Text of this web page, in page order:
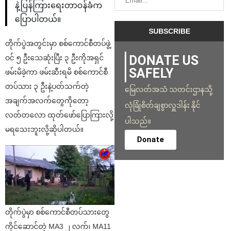
နဲ့ပြန်ကြားရေးတာဝန်ခံက
ပြောပါတယ်။
တိုက်ပွဲအတွင်းမှာ စစ်ကောင်စီတပ်ဖွဲ့
ဝင် ၅ ဦးသေဆုံးပြီး ၃ ဦးကိုအရှင်
ဖမ်းမိခဲ့ကာ ဖမ်းဆီးရမိ စစ်ကောင်စီ
တပ်သား ၃ ဦးနဲ့ပတ်သက်တဲ့
အချက်အလက်တွေကိုတော့
လတ်တလော ထုတ်ဖော်ပြောကြားလို့
မရသေးဘူးလို့ဆိုပါတယ်။
တိုက်ပွဲမှာ စစ်ကောင်စီတပ်သားတွေ
ကိုင်ဆောင်တဲ့ MA3 ၂ လက်၊ MA11
DONATE US
SAFELY
မြေလတ်အသံ သတင်းဌာနသို့
လုံခြုံစိတ်ချစွာလှူဒါန်း နိုင်
ပါသည်။
Donate